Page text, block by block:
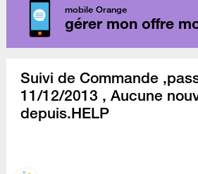
mobile Orange
gérer mon offre
Suivi de Commande
11/12/2013 , Aucune
depuis.HELP